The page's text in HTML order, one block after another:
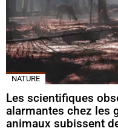
NATURE
Les scientifiques
alarmantes chez les
animaux subissent